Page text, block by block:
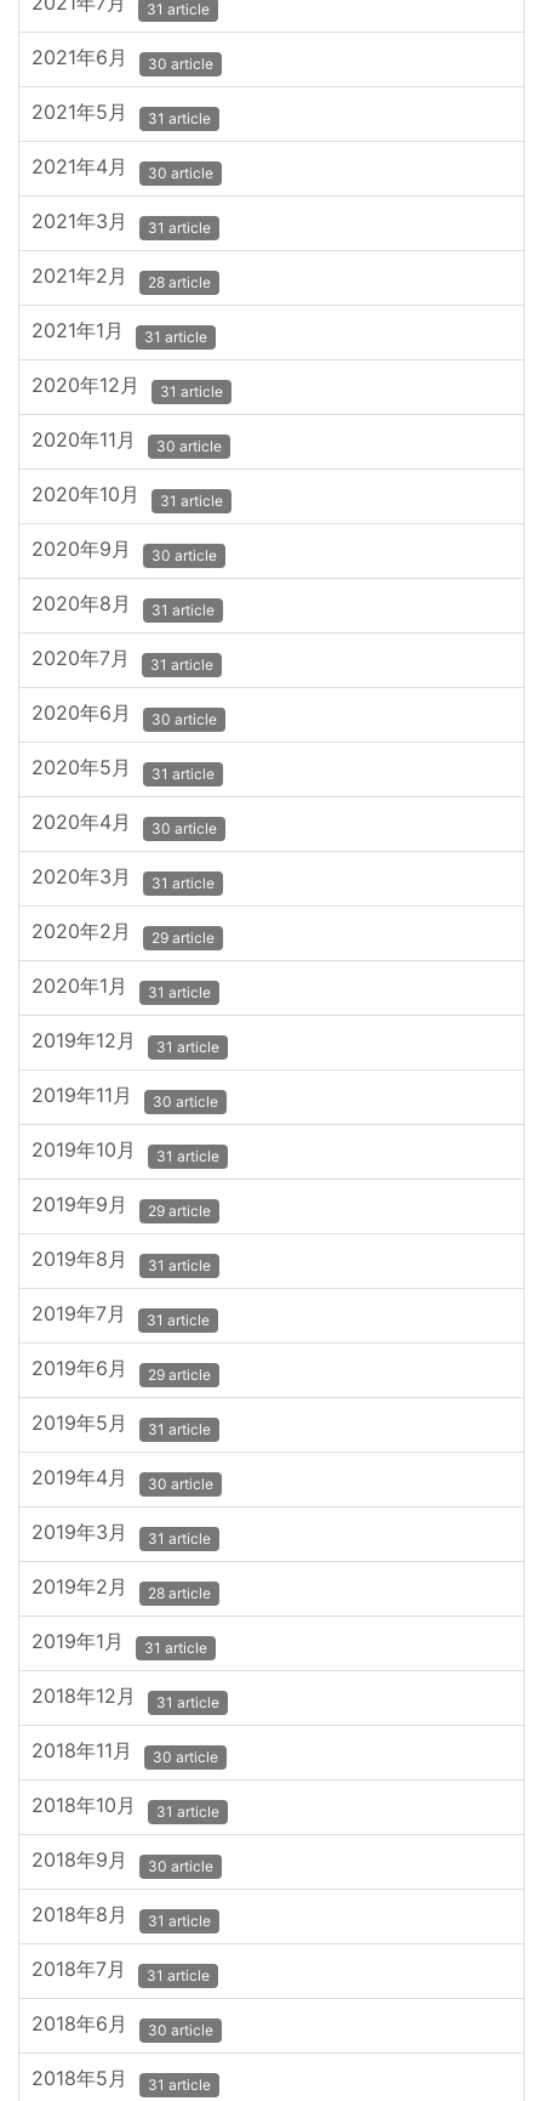
31 article
2021年6月 30 article
2021年5月 31 article
2021年4月 30 article
2021年3月 31 article
2021年2月 28 article
2021年1月 31 article
2020年12月 31 article
2020年11月 30 article
2020年10月 31 article
2020年9月 30 article
2020年8月 31 article
2020年7月 31 article
2020年6月 30 article
2020年5月 31 article
2020年4月 30 article
2020年3月 31 article
2020年2月 29 article
2020年1月 31 article
2019年12月 31 article
2019年11月 30 article
2019年10月 31 article
2019年9月 29 article
2019年8月 31 article
2019年7月 31 article
2019年6月 29 article
2019年5月 31 article
2019年4月 30 article
2019年3月 31 article
2019年2月 28 article
2019年1月 31 article
2018年12月 31 article
2018年11月 30 article
2018年10月 31 article
2018年9月 30 article
2018年8月 31 article
2018年7月 31 article
2018年6月 30 article
2018年5月 31 article